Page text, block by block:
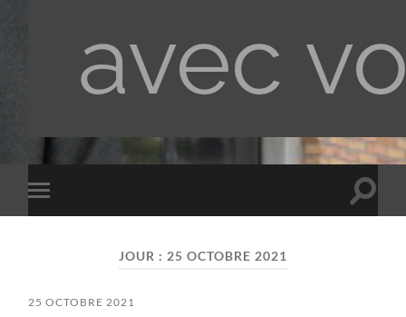
avec
Toggle
mobile
Toggle
JOUR : 25 OCTOBRE 2021
25 OCTOBRE 2021